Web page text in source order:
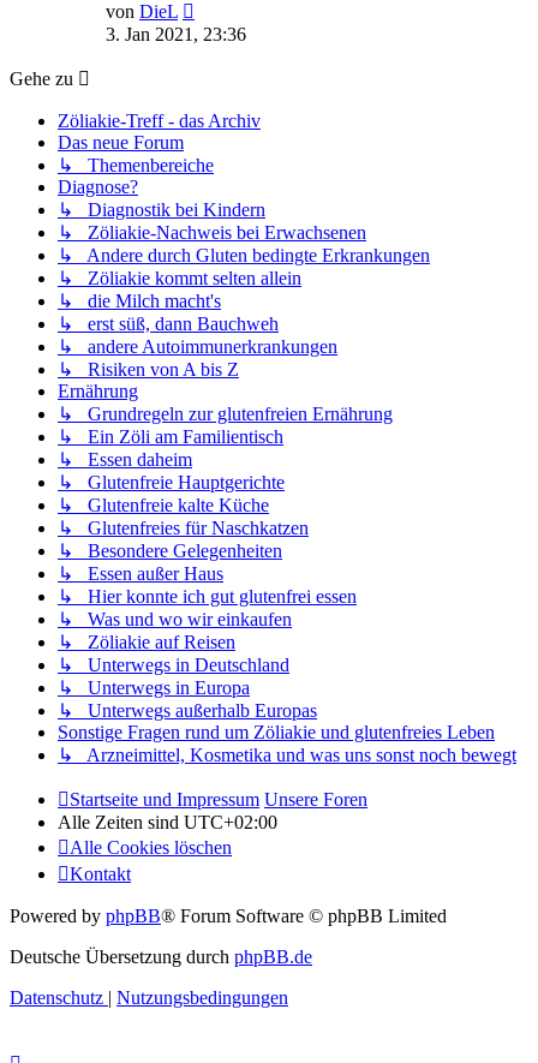
von DieL
Beitrag
3. Jan 2021, 23:36
Gehe zu
Zöliakie-Treff - das Archiv
Das neue Forum
↳ Themenbereiche
Diagnose?
↳ Diagnostik bei Kindern
↳ Zöliakie-Nachweis bei Erwachsenen
↳ Andere durch Gluten bedingte Erkrankungen
↳ Zöliakie kommt selten allein
↳ die Milch macht's
↳ erst süß, dann Bauchweh
↳ andere Autoimmunerkrankungen
↳ Risiken von A bis Z
Ernährung
↳ Grundregeln zur glutenfreien Ernährung
↳ Ein Zöli am Familientisch
↳ Essen daheim
↳ Glutenfreie Hauptgerichte
↳ Glutenfreie kalte Küche
↳ Glutenfreies für Naschkatzen
↳ Besondere Gelegenheiten
↳ Essen außer Haus
↳ Hier konnte ich gut glutenfrei essen
↳ Was und wo wir einkaufen
↳ Zöliakie auf Reisen
↳ Unterwegs in Deutschland
↳ Unterwegs in Europa
↳ Unterwegs außerhalb Europas
Sonstige Fragen rund um Zöliakie und glutenfreies Leben
↳ Arzneimittel, Kosmetika und was uns sonst noch bewegt
Startseite und Impressum Unsere Foren
Alle Zeiten sind UTC+02:00
Alle Cookies löschen
Kontakt
Powered by phpBB® Forum Software © phpBB Limited
Deutsche Übersetzung durch phpBB.de
Datenschutz | Nutzungsbedingungen